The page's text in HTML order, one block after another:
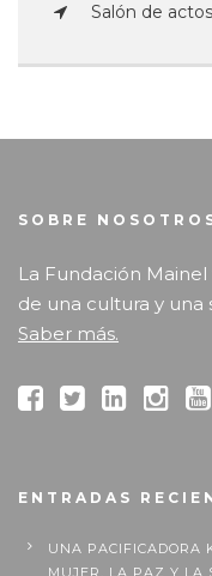
Salón de
SOBRE
La Fundación
de una cultura y una
Saber más.
ENTRADAS
UNA PACIFICADORA
MUJER, LA PAZ Y LA